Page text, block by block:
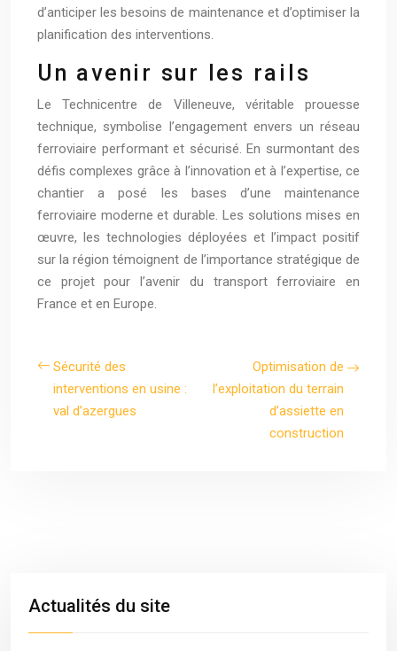
d’anticiper les besoins de maintenance et d’optimiser la
planification des interventions.
Un avenir sur les rails
Le Technicentre de Villeneuve, véritable prouesse
technique, symbolise l’engagement envers un réseau
ferroviaire performant et sécurisé. En surmontant des
défis complexes grâce à l’innovation et à l’expertise, ce
chantier a posé les bases d’une maintenance
ferroviaire moderne et durable. Les solutions mises en
œuvre, les technologies déployées et l’impact positif
sur la région témoignent de l’importance stratégique de
ce projet pour l’avenir du transport ferroviaire en
France et en Europe.
Sécurité des
interventions en usine :
val d’azergues
Optimisation de
l’exploitation du terrain
d’assiette en
construction
Actualités du site